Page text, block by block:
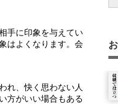
手に印象を与えてい
はよくなります。会
れ、快く思わない人
方がいい場合もある